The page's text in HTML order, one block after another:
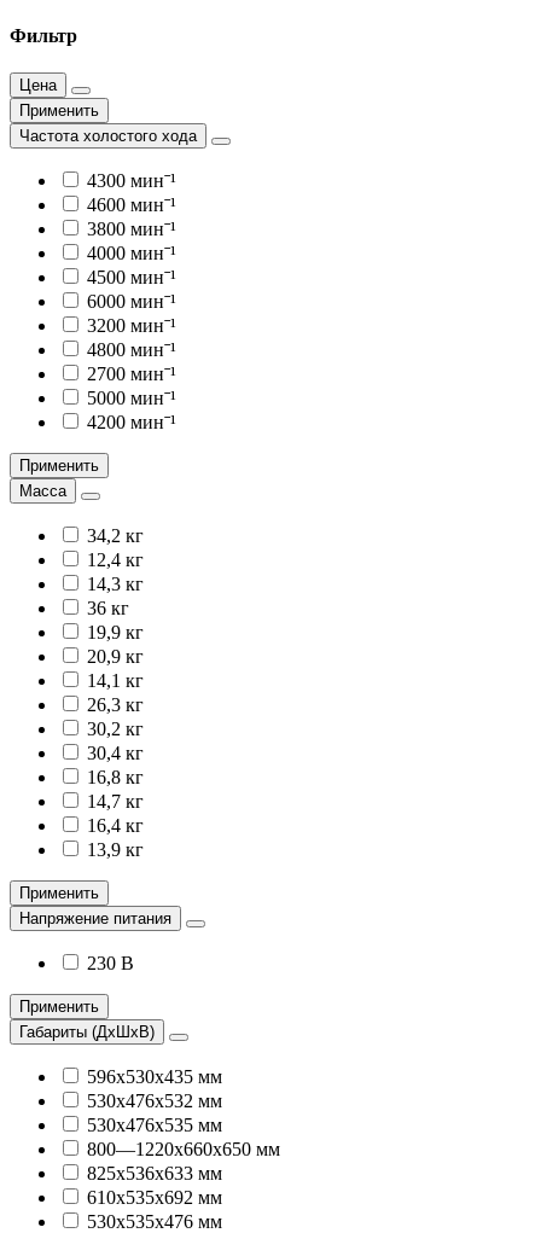
Фильтр
Цена
Применить
Частота холостого хода
4300 минˉ¹
4600 минˉ¹
3800 минˉ¹
4000 минˉ¹
4500 минˉ¹
6000 минˉ¹
3200 минˉ¹
4800 минˉ¹
2700 минˉ¹
5000 минˉ¹
4200 минˉ¹
Применить
Масса
34,2 кг
12,4 кг
14,3 кг
36 кг
19,9 кг
20,9 кг
14,1 кг
26,3 кг
30,2 кг
30,4 кг
16,8 кг
14,7 кг
16,4 кг
13,9 кг
Применить
Напряжение питания
230 В
Применить
Габариты (ДхШхВ)
596х530х435 мм
530х476х532 мм
530х476х535 мм
800—1220х660х650 мм
825х536х633 мм
610х535х692 мм
530х535х476 мм